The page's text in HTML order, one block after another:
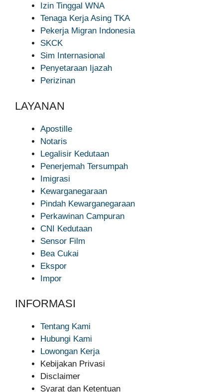
Izin Tinggal WNA
Tenaga Kerja Asing TKA
Pekerja Migran Indonesia
SKCK
Sim Internasional
Penyetaraan Ijazah
Perizinan
LAYANAN
Apostille
Notaris
Legalisir Kedutaan
Penerjemah Tersumpah
Imigrasi
Kewarganegaraan
Pindah Kewarganegaraan
Perkawinan Campuran
CNI Kedutaan
Sensor Film
Bea Cukai
Ekspor
Impor
INFORMASI
Tentang Kami
Hubungi Kami
Lowongan Kerja
Kebijakan Privasi
Disclaimer
Syarat dan Ketentuan